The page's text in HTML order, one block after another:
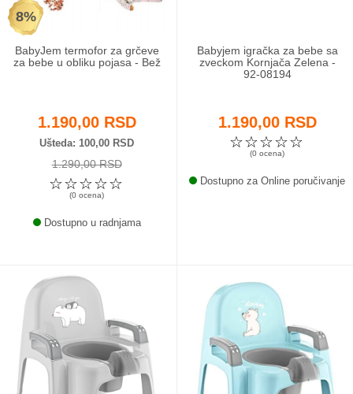
8%
BabyJem termofor za grčeve
za bebe u obliku pojasa - Bež
1.190,00 RSD
Ušteda 100,00 RSD
1.290,00 RSD
☆
☆
☆
☆
☆
(0 ocena)
Dostupno u radnjama
Babyjem igračka za bebe sa
zveckom Kornjača Zelena -
92-08194
1.190,00 RSD
☆
☆
☆
☆
☆
(0 ocena)
Dostupno za Online poručivanje